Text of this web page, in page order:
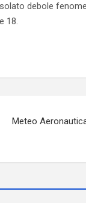
debole
18.
Meteo